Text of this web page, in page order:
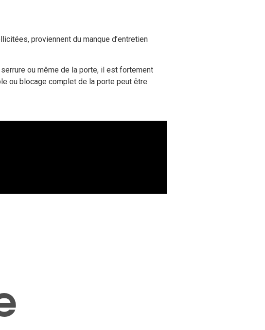
proviennent du manque d’entretien
ou même de la porte, il est fortement
ou blocage complet de la porte peut être